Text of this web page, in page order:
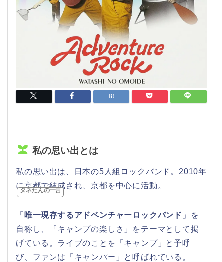
私の思い出とは
私の思い出は、日本の5人組ロックバンド。2010年
に京都で結成され、京都を中心に活動。
「 唯一現存するアドベンチャーロックバンド 」を
自称し、「キャンプの楽しさ」をテーマとして掲
げている。ライブのことを「キャンプ」と予呼
び、ファンは「キャンパー」と呼ばれている。
タネたんの一言